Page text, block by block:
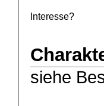
Interesse?
siehe